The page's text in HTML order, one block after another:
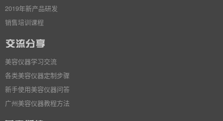
2019年新产品研发
销售培训课程
美容仪器学习交流
各类美容仪器定制步骤
新手使用美容仪器问答
广州美容仪器教程方法